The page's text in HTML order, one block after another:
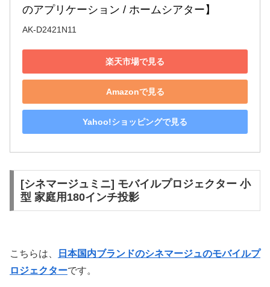
のアプリケーション / ホームシアター】
AK-D2421N11
楽天市場で見る
Amazonで見る
Yahoo!ショッピングで見る
[シネマージュミニ] モバイルプロジェクター 小
型 家庭用180インチ投影
こちらは、
日本国内ブランドのシネマージュのモバイルプ
ロジェクターです。